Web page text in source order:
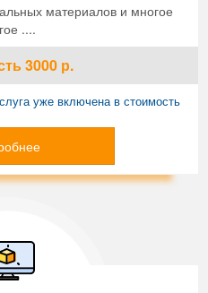
материалов и многое
....
3000р.
уже включена в стоимость